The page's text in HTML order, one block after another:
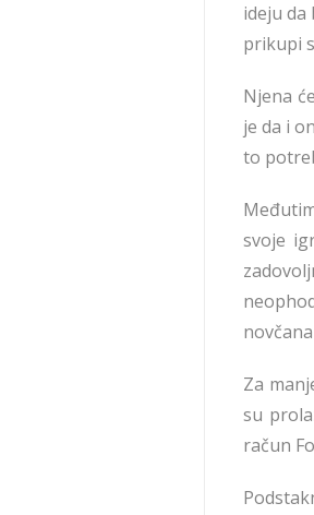
ideju
prikupi
Njena
je da i
to
svoje
Za
su
račun